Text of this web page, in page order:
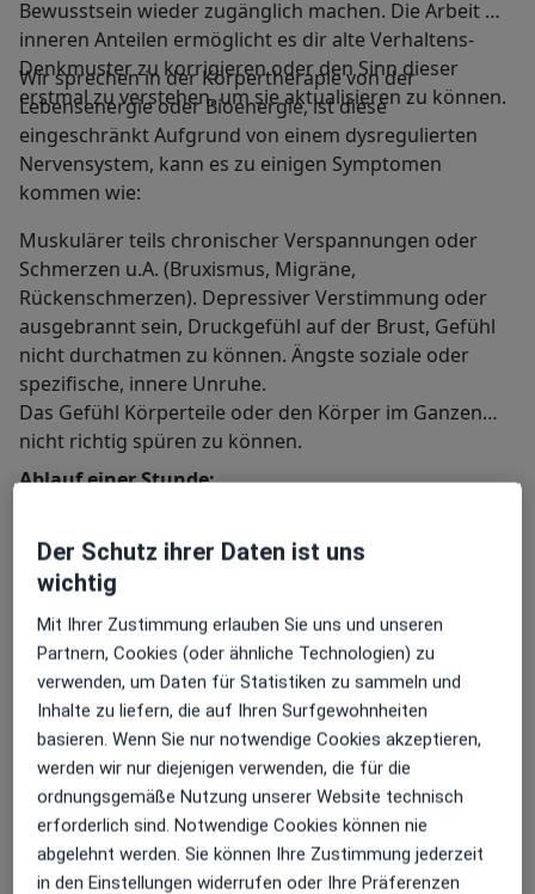
Bewusstsein wieder zugänglich machen. Die Arbeit mit
inneren Anteilen ermöglicht es dir alte Verhaltens-
Denkmuster zu korrigieren oder den Sinn dieser
erstmal zu verstehen, um sie aktualisieren zu können.
Wir sprechen in der Körpertherapie von der
Lebensenergie oder Bioenergie, ist diese
eingeschränkt Aufgrund von einem dysregulierten
Nervensystem, kann es zu einigen Symptomen
kommen wie:
Muskulärer teils chronischer Verspannungen oder
Schmerzen u.A. (Bruxismus, Migräne,
Rückenschmerzen). Depressiver Verstimmung oder
ausgebrannt sein, Druckgefühl auf der Brust, Gefühl
nicht durchatmen zu können. Ängste soziale oder
spezifische, innere Unruhe.
Das Gefühl Körperteile oder den Körper im Ganzen
nicht richtig spüren zu können.
Ablauf einer Stunde:
und Erdungsdiagnostik, Prozessphase,
Integrationsphase, Abschlussgespräch.
Empfehlung: Im 2-Wochen-Rythmus weitere Termine,
je nach Bedarf.
Meine wichtigsten Werte in der Therapie sind:
Vertrauen : Alles was im Rahmen der Behandlung
geschieht unterliegt der Schweigepflicht.Empathie:
Verständnis und Mitgefühl für dich und deine
Situation
Ruhe:Zeit und die Möglichkeit sich nach der Einheit zu
entspannen, bevor es wieder in den Alltag geht.
Mein weiteres Leistungs­spektrum
Entspannungstherapie
Yogatherapie
mehrÜber mich
Weiterbildungen und Tätigkeitsschwerpunkte
Der Schutz ihrer Daten ist uns
wichtig
Mit Ihrer Zustimmung erlauben Sie uns und unseren
Partnern, Cookies (oder ähnliche Technologien) zu
verwenden, um Daten für Statistiken zu sammeln und
Inhalte zu liefern, die auf Ihren Surfgewohnheiten
basieren. Wenn Sie nur notwendige Cookies akzeptieren,
werden wir nur diejenigen verwenden, die für die
ordnungsgemäße Nutzung unserer Website technisch
erforderlich sind. Notwendige Cookies können nie
abgelehnt werden. Sie können Ihre Zustimmung jederzeit
in den Einstellungen widerrufen oder Ihre Präferenzen